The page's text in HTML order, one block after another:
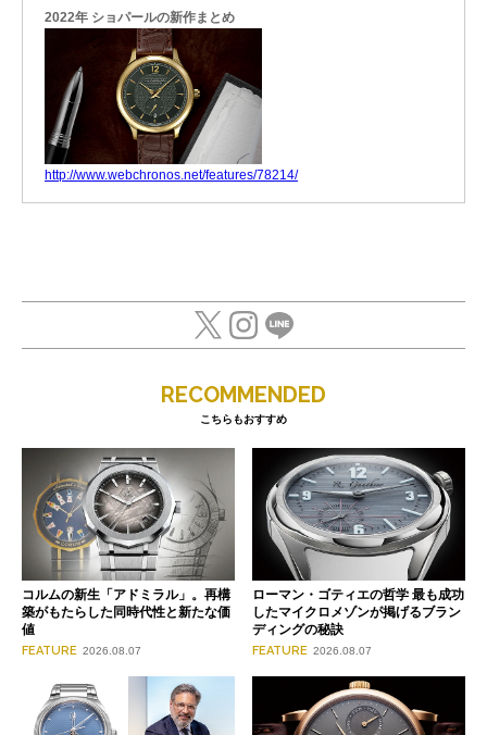
2022年 ショパールの新作まとめ
http://www.webchronos.net/features/78214/
RECOMMENDED
こちらもおすすめ
コルムの新生「アドミラル」。再構
築がもたらした同時代性と新たな価
値
FEATURE 2026.08.07
ローマン・ゴティエの哲学 最も成功
したマイクロメゾンが掲げるブラン
ディングの秘訣
FEATURE 2026.08.07